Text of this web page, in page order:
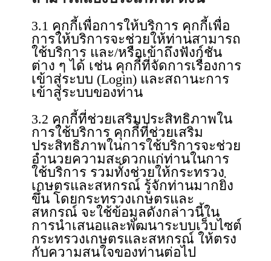
3.1 คุกกี้เพื่อการให้บริการ คุกกี้เพื่อ
การให้บริการจะช่วยให้ท่านสามารถ
ใช้บริการ และ/หรือเข้าถึงฟังก์ชัน
ต่าง ๆ ได้ เช่น คุกกี้ที่จัดการเรื่องการ
เข้าสู่ระบบ (Login) และสถานะการ
เข้าสู่ระบบของท่าน
3.2 คุกกี้ที่ช่วยเสริมประสิทธิภาพใน
การใช้บริการ คุกกี้ที่ช่วยเสริม
ประสิทธิภาพในการใช้บริการจะช่วย
อำนวยความสะดวกแก่ท่านในการ
ใช้บริการ รวมทั้งช่วยให้กระทรวง
เกษตรและสหกรณ์ รู้จักท่านมากยิ่ง
ขึ้น โดยกระทรวงเกษตรและ
สหกรณ์ จะใช้ข้อมูลดังกล่าวนี้ใน
การนำเสนอและพัฒนาระบบเว็บไซต์
กระทรวงเกษตรและสหกรณ์ ให้ตรง
กับความสนใจของท่านต่อไป